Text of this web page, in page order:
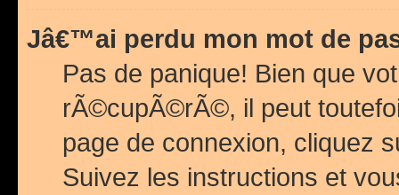
Jâ€™ai perdu mon mot de
Pas de panique! Bien que
rÃ©cupÃ©rÃ©, il peut
page de connexion, cliquez
Suivez les instructions et